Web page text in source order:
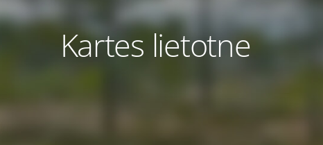
Kartes lietotne